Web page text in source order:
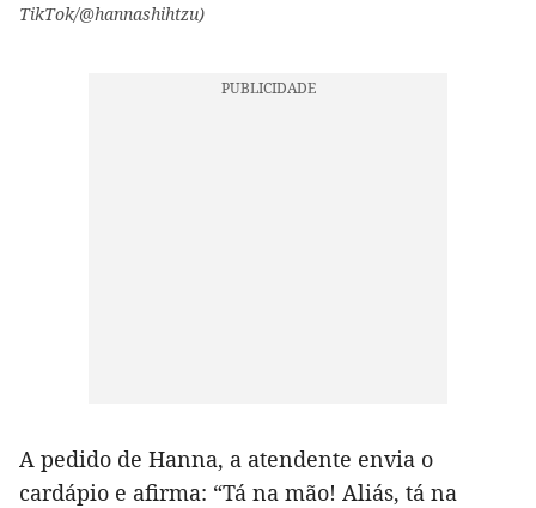
TikTok/@hannashihtzu)
A pedido de Hanna, a atendente envia o
cardápio e afirma: “Tá na mão! Aliás, tá na